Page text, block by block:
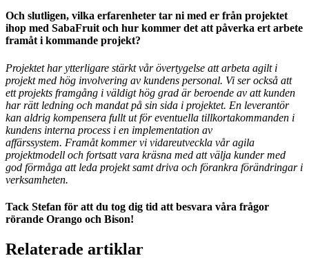
Och slutligen, vilka erfarenheter tar ni med er från projektet
ihop med SabaFruit och hur kommer det att påverka ert arbete
framåt i kommande projekt?
Projektet har ytterligare stärkt vår övertygelse att arbeta agilt i
projekt med hög involvering av kundens personal. Vi ser också att
ett projekts framgång i väldigt hög grad är beroende av att kunden
har rätt ledning och mandat på sin sida i projektet. En leverantör
kan aldrig kompensera fullt ut för eventuella tillkortakommanden i
kundens interna process i en implementation av
affärssystem. Framåt kommer vi vidareutveckla vår agila
projektmodell och fortsatt vara kräsna med att välja kunder med
god förmåga att leda projekt samt driva och förankra förändringar i
verksamheten.
Tack Stefan för att du tog dig tid att besvara våra frågor
rörande Orango och Bison!
Relaterade artiklar